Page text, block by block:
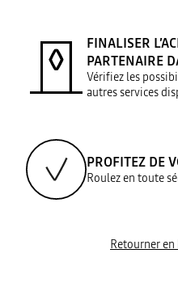
FINALISER
PARTENAIRE
Vérifiez les
autres services
PROFITEZ DE
Roulez en toute
Retourner